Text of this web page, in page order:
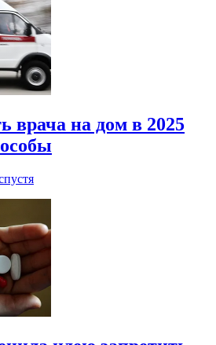
врача на дом в 2025